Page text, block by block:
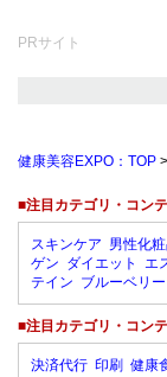
PRサイト
健康美容EXPO：TOP >
■注目カテゴリ・コン
スキンケア 男性化
ゲン ダイエット エ
テイン ブルーベリー
■注目カテゴリ・コン
決済代行 印刷 健康